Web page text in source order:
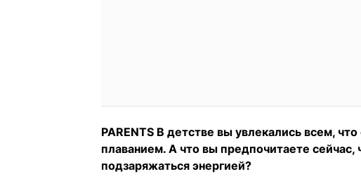
PARENTS В детстве вы увлекались всем,
плаванием. А что вы предпочитаете
подзаряжаться энергией?